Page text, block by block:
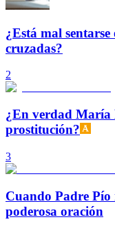
¿Está mal
cruzadas?
2
¿En verdad María
prostitución?
3
Cuando Padre Pío
poderosa oración